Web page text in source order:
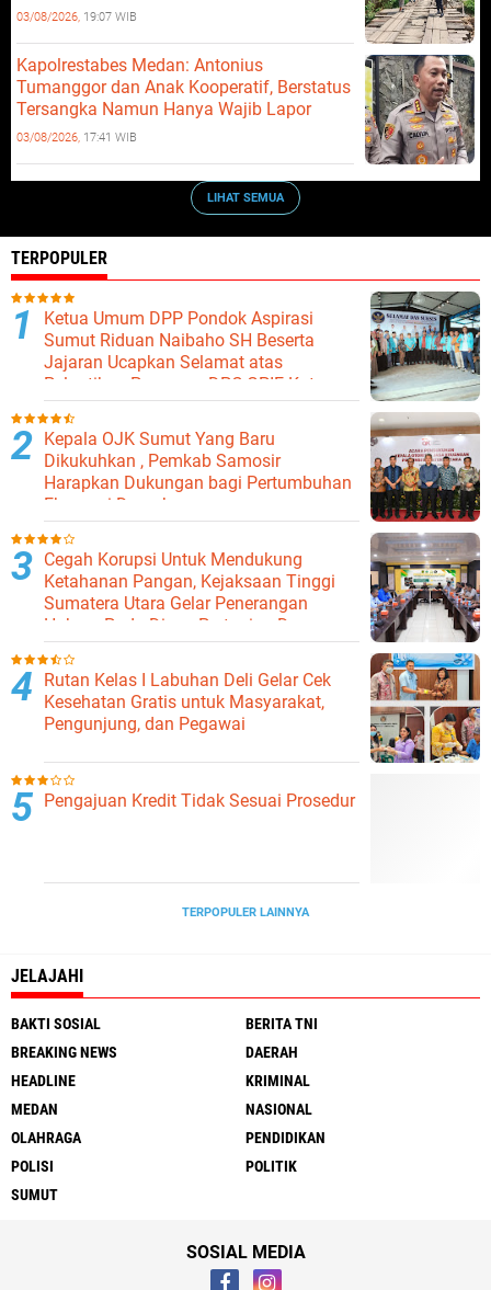
03/08/2026, 19:07 WIB
Kapolrestabes Medan: Antonius
Tumanggor dan Anak Kooperatif, Berstatus
Tersangka Namun Hanya Wajib Lapor
03/08/2026, 17:41 WIB
LIHAT SEMUA
TERPOPULER
Ketua Umum DPP Pondok Aspirasi
Sumut Riduan Naibaho SH Beserta
Jajaran Ucapkan Selamat atas
Pelantikan Pengurus DPC GPIE Kota
Binjai
Kepala OJK Sumut Yang Baru
Dikukuhkan , Pemkab Samosir
Harapkan Dukungan bagi Pertumbuhan
Ekonomi Daerah
Cegah Korupsi Untuk Mendukung
Ketahanan Pangan, Kejaksaan Tinggi
Sumatera Utara Gelar Penerangan
Hukum Pada Dinas Pertanian Dan
Ketahanan Pangan
Rutan Kelas I Labuhan Deli Gelar Cek
Kesehatan Gratis untuk Masyarakat,
Pengunjung, dan Pegawai
Pengajuan Kredit Tidak Sesuai Prosedur
TERPOPULER LAINNYA
JELAJAHI
BAKTI SOSIAL
BERITA TNI
BREAKING NEWS
DAERAH
HEADLINE
KRIMINAL
MEDAN
NASIONAL
OLAHRAGA
PENDIDIKAN
POLISI
POLITIK
SUMUT
SOSIAL MEDIA